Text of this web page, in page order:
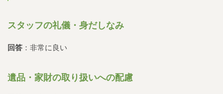
スタッフの礼儀・身だしなみ
回答 ：非常に良い
遺品・家財の取り扱いへの配慮